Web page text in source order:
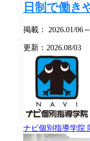
日制で働き
掲載： 2026.01/06
更新：2026.08/03
ナビ個別指導学院